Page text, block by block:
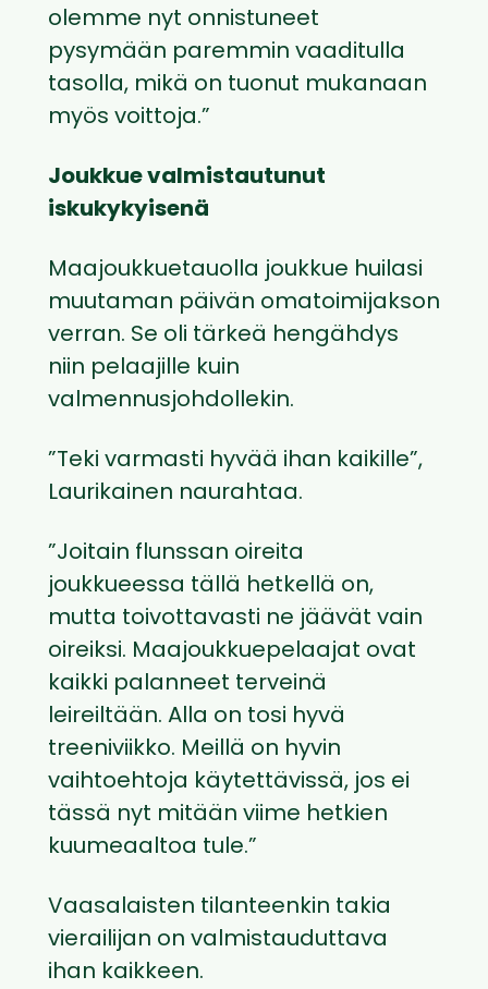
olemme nyt onnistuneet
pysymään paremmin vaaditulla
tasolla, mikä on tuonut mukanaan
myös voittoja.”
Joukkue valmistautunut
iskukykyisenä
Maajoukkuetauolla joukkue huilasi
muutaman päivän omatoimijakson
verran. Se oli tärkeä hengähdys
niin pelaajille kuin
valmennusjohdollekin.
”Teki varmasti hyvää ihan kaikille”,
Laurikainen naurahtaa.
”Joitain flunssan oireita
joukkueessa tällä hetkellä on,
mutta toivottavasti ne jäävät vain
oireiksi. Maajoukkuepelaajat ovat
kaikki palanneet terveinä
leireiltään. Alla on tosi hyvä
treeniviikko. Meillä on hyvin
vaihtoehtoja käytettävissä, jos ei
tässä nyt mitään viime hetkien
kuumeaaltoa tule.”
Vaasalaisten tilanteenkin takia
vierailijan on valmistauduttava
ihan kaikkeen.